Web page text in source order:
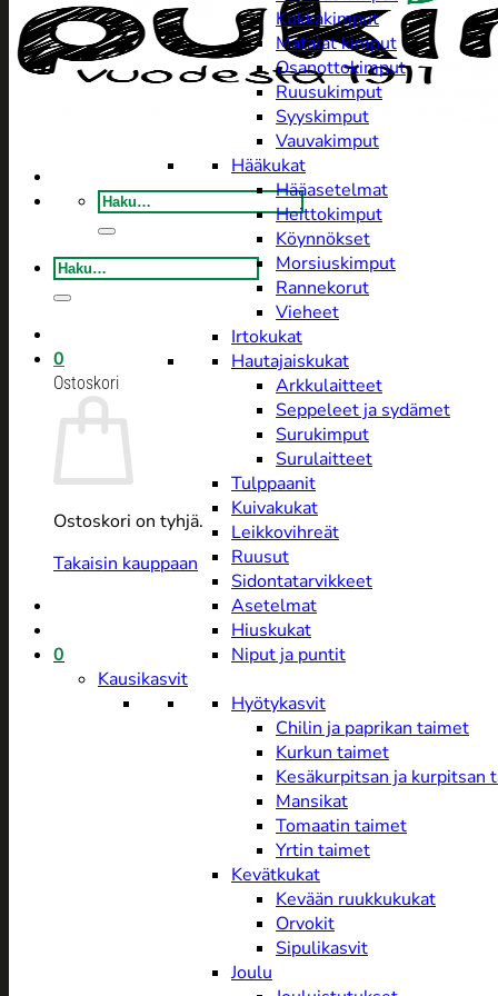
Etsi:
Etsi:
0
Ostoskori
Ostoskori on tyhjä.
Takaisin kauppaan
0
Kukkakimput
Matalat kimput
Osanottokimput
Ruusukimput
Syyskimput
Vauvakimput
Hääkukat
Hääasetelmat
Heittokimput
Köynnökset
Morsiuskimput
Rannekorut
Vieheet
Irtokukat
Hautajaiskukat
Arkkulaitteet
Seppeleet ja sydämet
Surukimput
Surulaitteet
Tulppaanit
Kuivakukat
Leikkovihreät
Ruusut
Sidontatarvikkeet
Asetelmat
Hiuskukat
Niput ja puntit
Kausikasvit
Hyötykasvit
Chilin ja paprikan taimet
Kurkun taimet
Kesäkurpitsan ja kurpitsan
Mansikat
Tomaatin taimet
Yrtin taimet
Kevätkukat
Kevään ruukkukukat
Orvokit
Sipulikasvit
Joulu